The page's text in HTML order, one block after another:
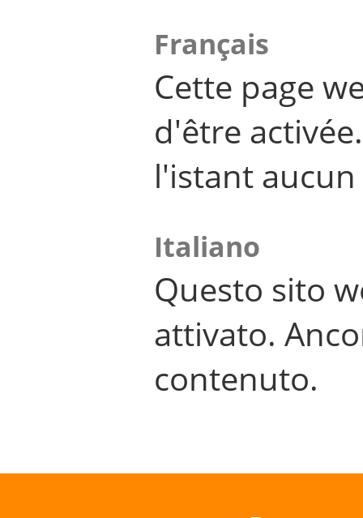
Français
Cette page
d'être
l'istant
Italiano
Questo sito
attivato.
contenuto.